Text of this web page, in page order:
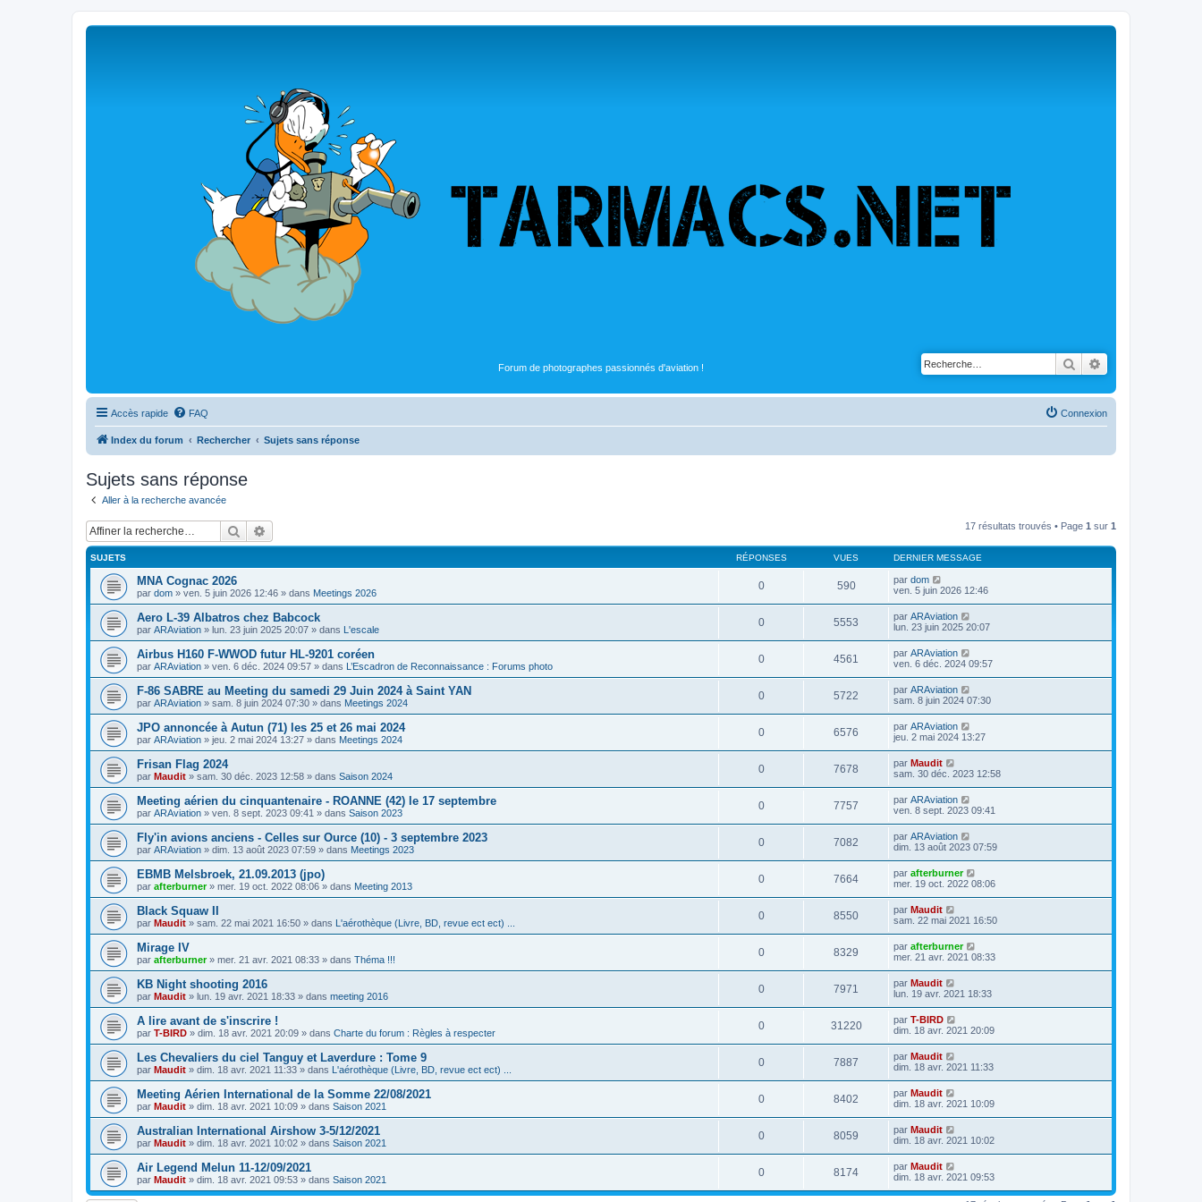
Forum de photographes passionnés d'aviation ! Rechercher
Accès rapide FAQ Connexion
Index du forum Rechercher Sujets sans réponse
Sujets sans réponse
Aller à la recherche avancée
Rechercher 17 résultats trouvés • Page 1 sur 1
SUJETS RÉPONSES VUES DERNIER MESSAGE
MNA Cognac 2026
par dom » ven. 5 juin 2026 12:46 » dans Meetings 2026
0 590 par dom
ven. 5 juin 2026 12:46
Aero L-39 Albatros chez Babcock
par ARAviation » lun. 23 juin 2025 20:07 » dans L'escale
0 5553 par ARAviation
lun. 23 juin 2025 20:07
Airbus H160 F-WWOD futur HL-9201 coréen
par ARAviation » ven. 6 déc. 2024 09:57 » dans L’Escadron de Reconnaissance : Forums photo
0 4561 par ARAviation
ven. 6 déc. 2024 09:57
F-86 SABRE au Meeting du samedi 29 Juin 2024 à Saint YAN
par ARAviation » sam. 8 juin 2024 07:30 » dans Meetings 2024
0 5722 par ARAviation
sam. 8 juin 2024 07:30
JPO annoncée à Autun (71) les 25 et 26 mai 2024
par ARAviation » jeu. 2 mai 2024 13:27 » dans Meetings 2024
0 6576 par ARAviation
jeu. 2 mai 2024 13:27
Frisan Flag 2024
par Maudit » sam. 30 déc. 2023 12:58 » dans Saison 2024
0 7678 par Maudit
sam. 30 déc. 2023 12:58
Meeting aérien du cinquantenaire - ROANNE (42) le 17 septembre
par ARAviation » ven. 8 sept. 2023 09:41 » dans Saison 2023
0 7757 par ARAviation
ven. 8 sept. 2023 09:41
Fly'in avions anciens - Celles sur Ource (10) - 3 septembre 2023
par ARAviation » dim. 13 août 2023 07:59 » dans Meetings 2023
0 7082 par ARAviation
dim. 13 août 2023 07:59
EBMB Melsbroek, 21.09.2013 (jpo)
par afterburner» mer. 19 oct. 2022 08:06 » dans Meeting 2013
0 7664 par afterburner
mer. 19 oct. 2022 08:06
Black Squaw II
par Maudit » sam. 22 mai 2021 16:50 » dans L'aérothèque (Livre, BD, revue ect ect) ...
0 8550 par Maudit
sam. 22 mai 2021 16:50
Mirage IV
par afterburner» mer. 21 avr. 2021 08:33 » dans Théma !!!
0 8329 par afterburner
mer. 21 avr. 2021 08:33
KB Night shooting 2016
par Maudit » lun. 19 avr. 2021 18:33 » dans meeting 2016
0 7971 par Maudit
lun. 19 avr. 2021 18:33
A lire avant de s'inscrire !
par T-BIRD » dim. 18 avr. 2021 20:09 » dans Charte du forum : Règles à respecter
0 31220 par T-BIRD
dim. 18 avr. 2021 20:09
Les Chevaliers du ciel Tanguy et Laverdure : Tome 9
par Maudit » dim. 18 avr. 2021 11:33 » dans L'aérothèque (Livre, BD, revue ect ect) ...
0 7887 par Maudit
dim. 18 avr. 2021 11:33
Meeting Aérien International de la Somme 22/08/2021
par Maudit » dim. 18 avr. 2021 10:09 » dans Saison 2021
0 8402 par Maudit
dim. 18 avr. 2021 10:09
Australian International Airshow 3-5/12/2021
par Maudit » dim. 18 avr. 2021 10:02 » dans Saison 2021
0 8059 par Maudit
dim. 18 avr. 2021 10:02
Air Legend Melun 11-12/09/2021
par Maudit » dim. 18 avr. 2021 09:53 » dans Saison 2021
0 8174 par Maudit
dim. 18 avr. 2021 09:53